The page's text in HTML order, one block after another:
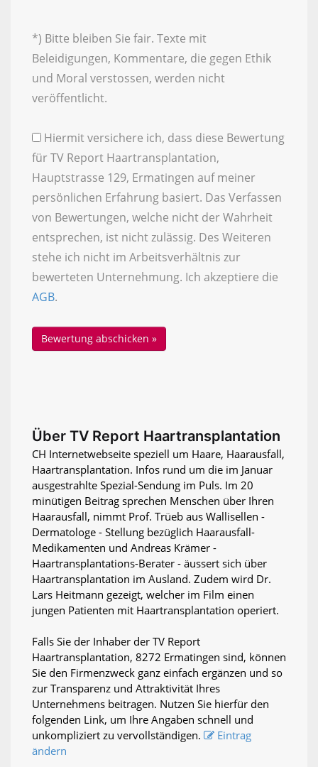
*) Bitte bleiben Sie fair. Texte mit
Beleidigungen, Kommentare, die gegen Ethik
und Moral verstossen, werden nicht
veröffentlicht.
Hiermit versichere ich, dass diese Bewertung
für TV Report Haartransplantation,
Hauptstrasse 129, Ermatingen auf meiner
persönlichen Erfahrung basiert. Das Verfassen
von Bewertungen, welche nicht der Wahrheit
entsprechen, ist nicht zulässig. Des Weiteren
stehe ich nicht im Arbeitsverhältnis zur
bewerteten Unternehmung. Ich akzeptiere die
AGB.
Über TV Report Haartransplantation
CH Internetwebseite speziell um Haare, Haarausfall,
Haartransplantation. Infos rund um die im Januar
ausgestrahlte Spezial-Sendung im Puls. Im 20
minütigen Beitrag sprechen Menschen über Ihren
Haarausfall, nimmt Prof. Trüeb aus Wallisellen -
Dermatologe - Stellung bezüglich Haarausfall-
Medikamenten und Andreas Krämer -
Haartransplantations-Berater - äussert sich über
Haartransplantation im Ausland. Zudem wird Dr.
Lars Heitmann gezeigt, welcher im Film einen
jungen Patienten mit Haartransplantation operiert.
Falls Sie der Inhaber der TV Report
Haartransplantation, 8272 Ermatingen sind, können
Sie den Firmenzweck ganz einfach ergänzen und so
zur Transparenz und Attraktivität Ihres
Unternehmens beitragen. Nutzen Sie hierfür den
folgenden Link, um Ihre Angaben schnell und
unkompliziert zu vervollständigen.
Eintrag
ändern